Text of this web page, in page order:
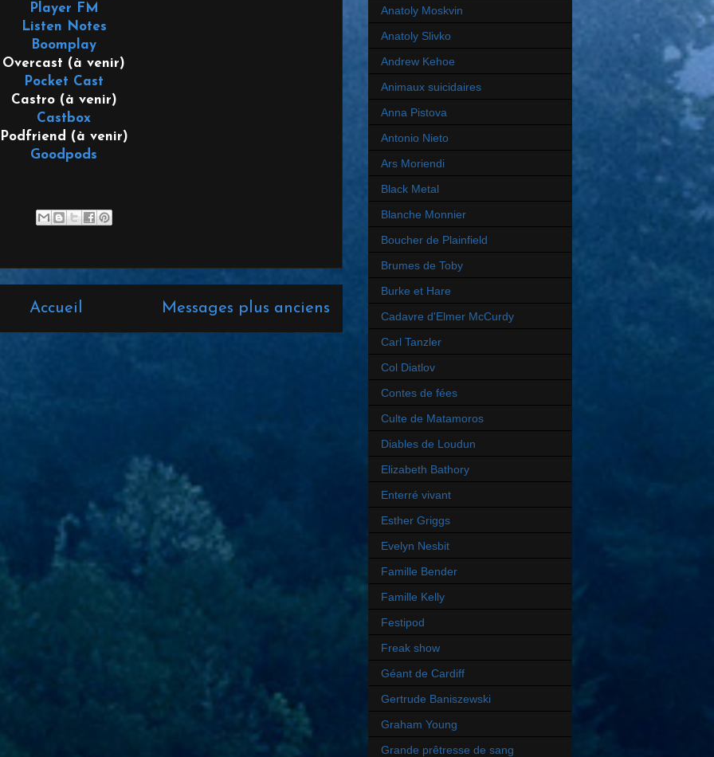
Player FM
Listen Notes
Boomplay
Overcast (à venir)
Pocket Cast
Castro (à venir)
Castbox
Podfriend (à venir)
Goodpods
Messages plus anciens
Accueil
Anatoly Moskvin
Anatoly Slivko
Andrew Kehoe
Animaux suicidaires
Anna Pistova
Antonio Nieto
Ars Moriendi
Black Metal
Blanche Monnier
Boucher de Plainfield
Brumes de Toby
Burke et Hare
Cadavre d'Elmer McCurdy
Carl Tanzler
Col Diatlov
Contes de fées
Culte de Matamoros
Diables de Loudun
Elizabeth Bathory
Enterré vivant
Esther Griggs
Evelyn Nesbit
Famille Bender
Famille Kelly
Festipod
Freak show
Géant de Cardiff
Gertrude Baniszewski
Graham Young
Grande prêtresse de sang